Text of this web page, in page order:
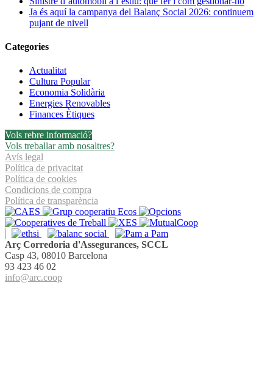
el
benestar
Ja és aquí la campanya del Balanç Social 2026: continuem
pujant de nivell
Categories
Actualitat
Cultura Popular
Economia Solidària
Energies Renovables
Finances Ètiques
Vols rebre informació?
Vols treballar amb nosaltres?
Avís legal
Política de privacitat
Política de cookies
Condicions de compra
Política de transparència
Arç Corredoria d'Assegurances, SCCL
Casp 43, 08010 Barcelona
93 423 46 02
info@arc.coop